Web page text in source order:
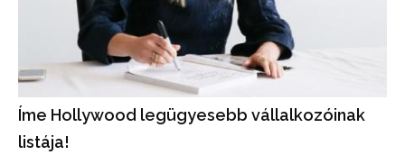
Íme Hollywood legügyesebb vállalkozóinak
listája!